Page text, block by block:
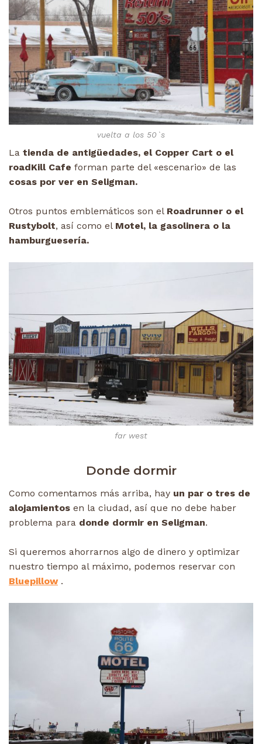
vuelta a los 50`s
La tienda de antigüedades, el Copper Cart o el
roadKill Cafe forman parte del «escenario» de las
cosas por ver en Seligman.
Otros puntos emblemáticos son el Roadrunner o el
Rustybolt, así como el Motel, la gasolinera o la
hamburguesería.
far west
Donde dormir
Como comentamos más arriba, hay un par o tres de
alojamientos en la ciudad, así que no debe haber
problema para donde dormir en Seligman.
Si queremos ahorrarnos algo de dinero y optimizar
nuestro tiempo al máximo, podemos reservar con
Bluepillow.